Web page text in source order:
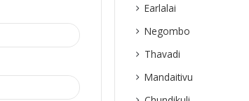
Earlalai
Negombo
Thavadi
Mandaitivu